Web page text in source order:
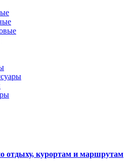
отдыху, курортам и маршрутам